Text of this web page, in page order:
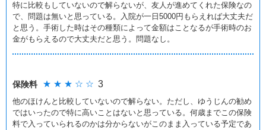
特に比較もしていないので解らないが、友人が進めてくれた保険なの
で、問題は無いと思っている。入院が一日5000円もらえれば大丈夫だ
と思う。手術した時はその種類によって金額はことなるが手術時のお
金がもらえるので大丈夫だと思う。問題なし。
保険料 ★ ★ ★ ☆ ☆ 3
他のほけんと比較していないので解らない。ただし、ゆうじんの勧め
ではいったので特に高いことはないと思っている。何歳までこの保険
料で入っていられるのかは分からないがこのまま入っている予定であ